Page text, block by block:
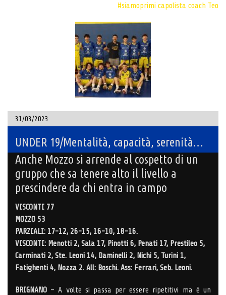
#siamoprimi capolista coach Teo
31/03/2023
UNDER 19/Mentalità, capacità, serenità…
Anche Mozzo si arrende al cospetto di un
gruppo che sa tenere alto il livello a
prescindere da chi entra in campo
VISCONTI 77
MOZZO 53
PARZIALI: 17-12, 26-15, 16-10, 18-16.
VISCONTI: Menotti 2, Sala 17, Pinotti 6, Penati 17, Prestileo 5,
Carminati 2, Ste. Leoni 14, Daminelli 2, Nichi 5, Turini 1,
Fatighenti 4, Nozza 2. All: Boschi. Ass: Ferrari, Seb. Leoni.
BRIGNANO – A volte si passa per essere ripetitivi ma è un